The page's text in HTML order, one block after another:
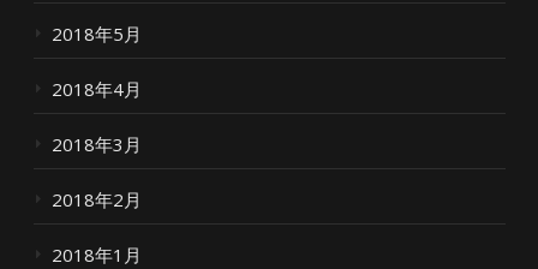
2018年5月
2018年4月
2018年3月
2018年2月
2018年1月